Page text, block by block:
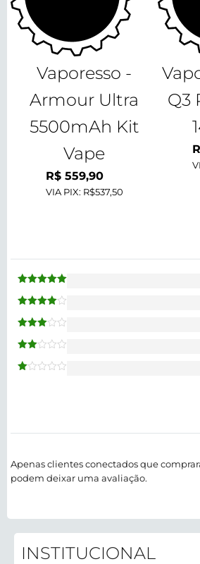
Vaporesso -
Armour Ultra
5500mAh Kit
Vape
R$559,90
VIA PIX: R$537,50
Q3
de 5
4de 5
3de 5
2de
Apenas clientes conectados que
podem deixar uma avaliação.
INSTITUCIONAL